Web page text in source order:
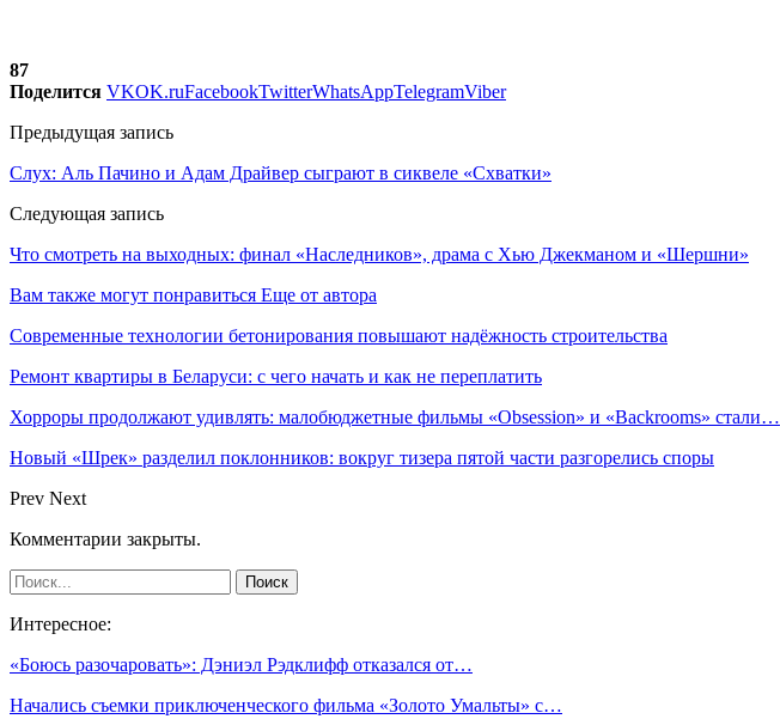
87
Поделится VKOK.ruFacebookTwitterWhatsAppTelegramViber
Предыдущая запись
Слух: Аль Пачино и Адам Драйвер сыграют в сиквеле «Схватки»
Следующая запись
Что смотреть на выходных: финал «Наследников», драма с Хью Джекманом и «Шершни»
Вам также могут понравиться Еще от автора
Современные технологии бетонирования повышают надёжность строительства
Ремонт квартиры в Беларуси: с чего начать и как не переплатить
Хорроры продолжают удивлять: малобюджетные фильмы «Obsession» и «Backrooms» стали…
Новый «Шрек» разделил поклонников: вокруг тизера пятой части разгорелись споры
Prev Next
Комментарии закрыты.
Интересное:
«Боюсь разочаровать»: Дэниэл Рэдклифф отказался от…
Начались съемки приключенческого фильма «Золото Умальты» с…